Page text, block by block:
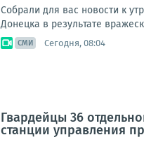
Собрали для вас новости к
Донецка в результате
СМИ Сегодня, 08:04
Гвардейцы 36
станции управления